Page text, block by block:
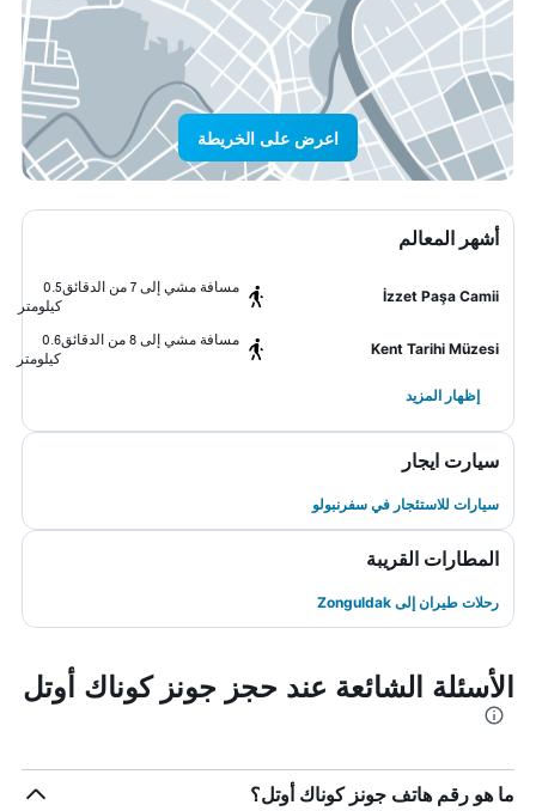
اعرض على الخريطة
أشهر المعالم
İzzet Paşa Camii
مسافة مشي إلى 7 من الدقائق
0.5
كيلومتر
Kent Tarihi Müzesi
مسافة مشي إلى 8 من الدقائق
0.6
كيلومتر
إظهار المزيد
سيارت ايجار
سيارات للاستئجار في سفرنبولو
المطارات القريبة
رحلات طيران إلى Zonguldak
الأسئلة الشائعة عند حجز جونز كوناك أوتل
ما هو رقم هاتف جونز كوناك أوتل؟